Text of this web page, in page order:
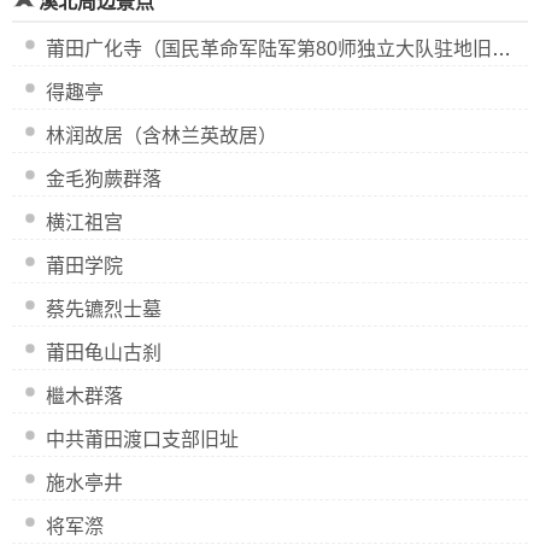
莆田广化寺（国民革命军陆军第80师独立大队驻地旧址）
得趣亭
林润故居（含林兰英故居）
金毛狗蕨群落
横江祖宫
莆田学院
蔡先镳烈士墓
莆田龟山古刹
檵木群落
中共莆田渡口支部旧址
施水亭井
将军漈